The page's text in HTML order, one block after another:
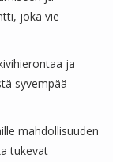
joka vie
ja
syvempää
mahdollisuuden
tukevat